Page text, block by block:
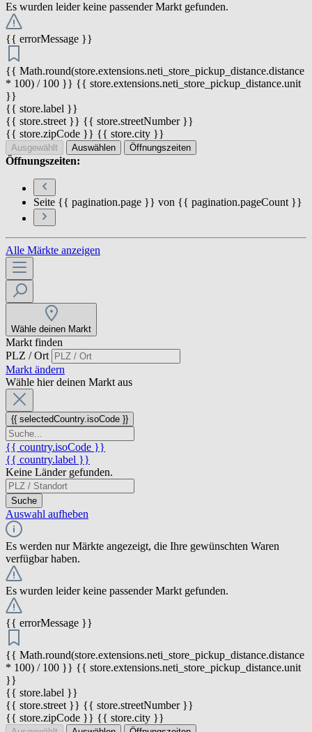
Es wurden leider keine passender Markt gefunden.
{{ errorMessage }}
{{ Math.round(store.extensions.neti_store_pickup_distance.distance
* 100) / 100 }} {{ store.extensions.neti_store_pickup_distance.unit
}}
{{ store.label }}
{{ store.street }} {{ store.streetNumber }}
{{ store.zipCode }} {{ store.city }}
Ausgewählt Auswählen Öffnungszeiten
Öffnungszeiten:
Seite {{ pagination.page }} von {{ pagination.pageCount }}
Alle Märkte anzeigen
Wähle deinen Markt
Markt finden
PLZ / Ort
Markt ändern
Wähle hier deinen Markt aus
{{ selectedCountry.isoCode }}
{{ country.isoCode }}
{{ country.label }}
Keine Länder gefunden.
Suche
Auswahl aufheben
Es werden nur Märkte angezeigt, die Ihre gewünschten Waren
verfügbar haben.
Es wurden leider keine passender Markt gefunden.
{{ errorMessage }}
{{ Math.round(store.extensions.neti_store_pickup_distance.distance
* 100) / 100 }} {{ store.extensions.neti_store_pickup_distance.unit
}}
{{ store.label }}
{{ store.street }} {{ store.streetNumber }}
{{ store.zipCode }} {{ store.city }}